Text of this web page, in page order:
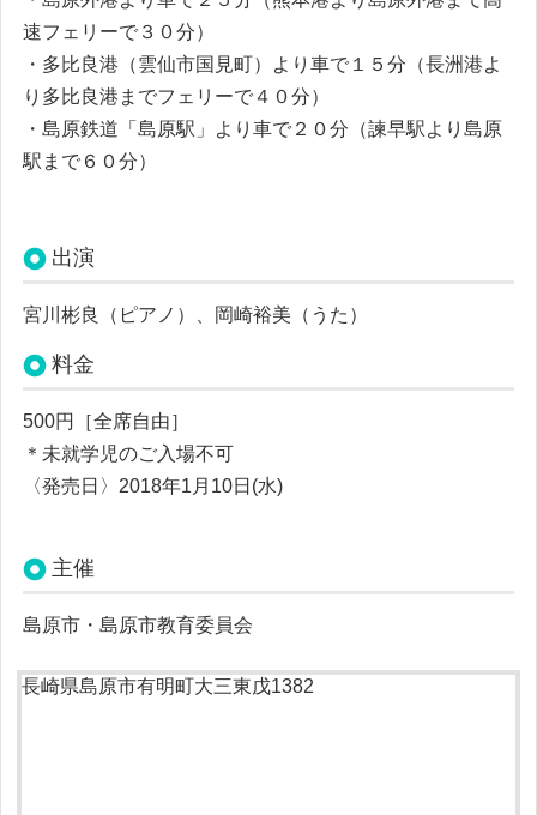
速フェリーで３０分）
・多比良港（雲仙市国見町）より車で１５分（長洲港よ
り多比良港までフェリーで４０分）
・島原鉄道「島原駅」より車で２０分（諫早駅より島原
駅まで６０分）
出演
宮川彬良（ピアノ）、岡崎裕美（うた）
料金
500円［全席自由］
＊未就学児のご入場不可
〈発売日〉2018年1月10日(水)
主催
島原市・島原市教育委員会
長崎県島原市有明町大三東戊1382